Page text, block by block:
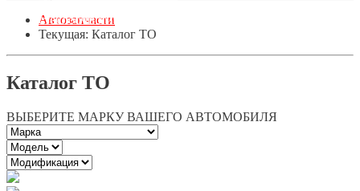
Автозапчасти
Текущая: Каталог ТО
Каталог ТО
ВЫБЕРИТЕ МАРКУ ВАШЕГО АВТОМОБИЛЯ